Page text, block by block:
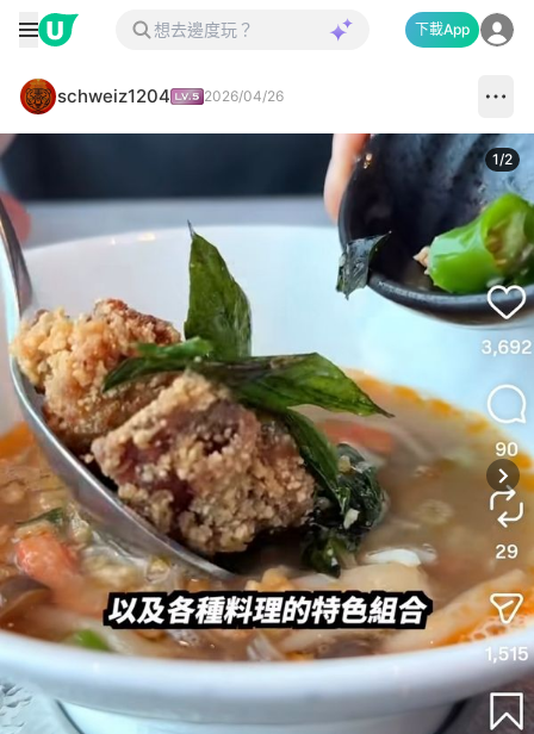
下載App
schweiz1204 2026/04/26
1/2